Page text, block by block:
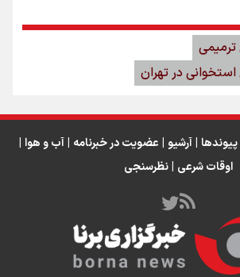
الموت، به‌رسمیت‌شناختن بخشی از
ایران است
جدول نرخ بلیت اتوبوس‌های اربعین ۱۴۰۵ تا مرز‌ها منتشر
ترمیمی
در تهران
پیوندها آرشیو عضویت در خبرنامه آب و هوا
اوقات شرعی نظرسنجی